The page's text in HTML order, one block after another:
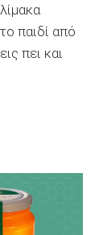
παιδί από
πει και